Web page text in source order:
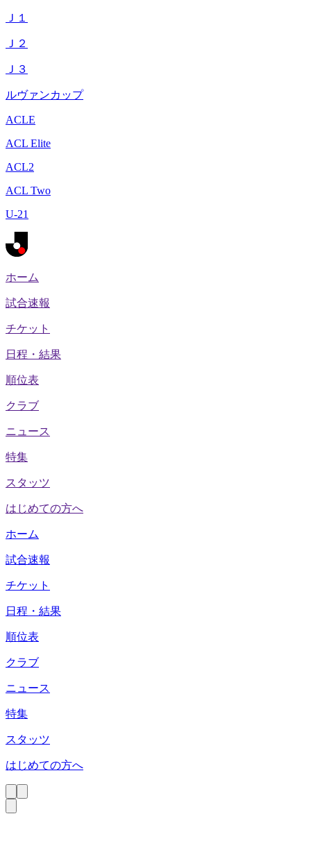
Ｊ１
Ｊ２
Ｊ３
ルヴァンカップ
ACLE
ACL Elite
ACL2
ACL Two
U-21
ホーム
試合速報
チケット
日程・結果
順位表
クラブ
ニュース
特集
スタッツ
はじめての方へ
ホーム
試合速報
チケット
日程・結果
順位表
クラブ
ニュース
特集
スタッツ
はじめての方へ